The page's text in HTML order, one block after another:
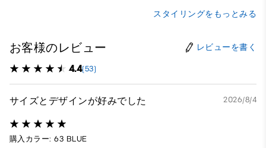
スタイリングをもっとみる
お客様のレビュー レビューを書く
4.4(53)
サイズとデザインが好みでした 2026/8/4
購入カラー: 63 BLUE